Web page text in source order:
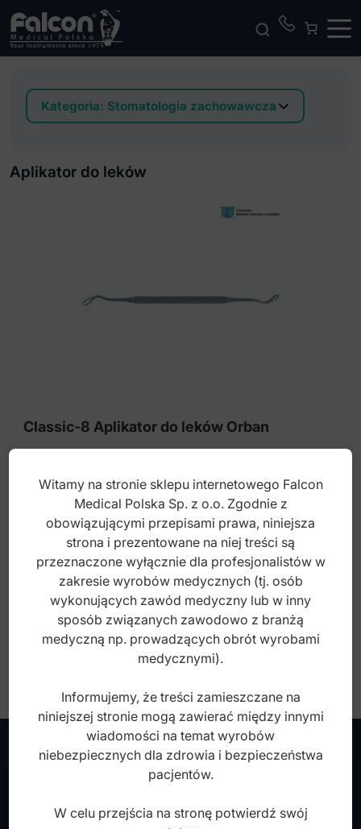
Kategoria: Stomatologia zachowawcza
Koferdam i akcesoria do koferdamu
Pasek do formówek anatomiczne
Kleszcze do formówek pierścieniowych
Aplikatory do dycal
Aplikator do leków
Compo-Art do estetycznej odbudowy
Płytki do cementu
Formówki
Łopatki do cementu
Miseczki do amalgamatu
Pistolety do amalgamatu
Nożyki do modelowania kompozytu
Aplikator do leków
Classic-8 Aplikator do leków Orban
Index: DR.873.017
45,00zł
brutto
Falcon Medical Polska sp z o.o.
ul. Rajmunda Rembielińskiego 1/7
93-575 Łódź
Witamy na stronie sklepu internetowego Falcon
Medical Polska Sp. z o.o. Zgodnie z
obowiązującymi przepisami prawa, niniejsza
strona i prezentowane na niej treści są
przeznaczone wyłącznie dla profesjonalistów w
zakresie wyrobów medycznych (tj. osób
wykonujących zawód medyczny lub w inny
sposób związanych zawodowo z branżą
medyczną np. prowadzących obrót wyrobami
medycznymi).
Informujemy, że treści zamieszczane na
niniejszej stronie mogą zawierać między innymi
wiadomości na temat wyrobów
niebezpiecznych dla zdrowia i bezpieczeństwa
pacjentów.
W celu przejścia na stronę potwierdź swój